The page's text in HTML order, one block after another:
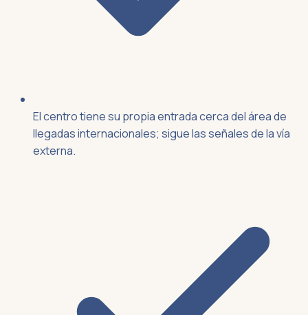
El centro tiene su propia entrada cerca del área de
llegadas internacionales; sigue las señales de la vía
externa.